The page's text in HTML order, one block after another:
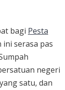
bagi Pesta
serasa pas
negeri
satu, dan